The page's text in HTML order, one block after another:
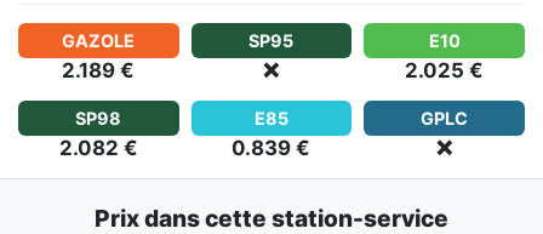
GAZOLE
2.189 €
SP95
❌
E10
2.025 €
SP98
2.082 €
E85
0.839 €
GPLC
❌
Prix dans cette station-service